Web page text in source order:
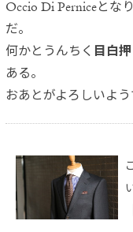
Occio Di Perniceとな
だ。
何かとうんちく 目白
ある。
おあとがよろしいよう